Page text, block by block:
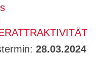
28.03.2024